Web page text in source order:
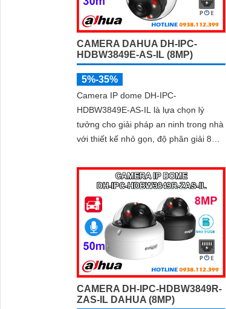
CAMERA DAHUA DH-IPC-
HDBW3849E-AS-IL (8MP)
5%-35%
Camera IP dome DH-IPC-
HDBW3849E-AS-IL là lựa chọn lý
tưởng cho giải pháp an ninh trong nhà
với thiết kế nhỏ gọn, độ phân giải 8MP
ấn tượng nhờ hồng ngoại 30m kết hợp
đèn trợ sáng. Tích hợp micro thu âm,
khe cắm thẻ nhớ đến 512GB và công
nghệ AI thông minh giúp phân biệt
chính xác người và phương tiện hỗ trợ
POE, giảm thiểu báo động giả hiệu
CAMERA DH-IPC-HDBW3849R-
ZAS-IL DAHUA (8MP)